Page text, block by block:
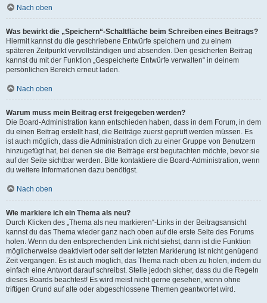
Nach oben
Was bewirkt die „Speichern“-Schaltfläche beim Schreiben eines Beitrags?
Hiermit kannst du die geschriebene Entwürfe speichern und zu einem
späteren Zeitpunkt vervollständigen und absenden. Den gesicherten Beitrag
kannst du mit der Funktion „Gespeicherte Entwürfe verwalten“ in deinem
persönlichen Bereich erneut laden.
Nach oben
Warum muss mein Beitrag erst freigegeben werden?
Die Board-Administration kann entschieden haben, dass in dem Forum, in dem
du einen Beitrag erstellt hast, die Beiträge zuerst geprüft werden müssen. Es
ist auch möglich, dass die Administration dich zu einer Gruppe von Benutzern
hinzugefügt hat, bei denen sie die Beiträge erst begutachten möchte, bevor sie
auf der Seite sichtbar werden. Bitte kontaktiere die Board-Administration, wenn
du weitere Informationen dazu benötigst.
Nach oben
Wie markiere ich ein Thema als neu?
Durch Klicken des „Thema als neu markieren“-Links in der Beitragsansicht
kannst du das Thema wieder ganz nach oben auf die erste Seite des Forums
holen. Wenn du den entsprechenden Link nicht siehst, dann ist die Funktion
möglicherweise deaktiviert oder seit der letzten Markierung ist nicht genügend
Zeit vergangen. Es ist auch möglich, das Thema nach oben zu holen, indem du
einfach eine Antwort darauf schreibst. Stelle jedoch sicher, dass du die Regeln
dieses Boards beachtest! Es wird meist nicht gerne gesehen, wenn ohne
triftigen Grund auf alte oder abgeschlossene Themen geantwortet wird.